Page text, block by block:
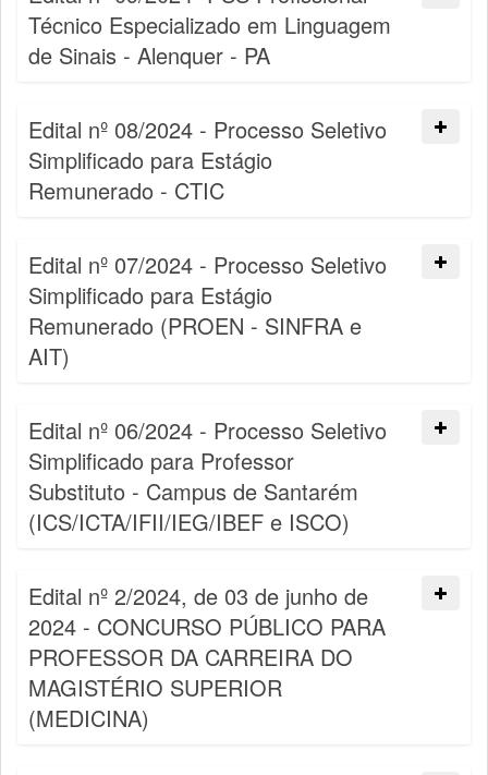
Técnico Especializado em Linguagem
de Sinais - Alenquer - PA
Edital nº 08/2024 - Processo Seletivo
Simplificado para Estágio
Remunerado - CTIC
Edital nº 07/2024 - Processo Seletivo
Simplificado para Estágio
Remunerado (PROEN - SINFRA e
AIT)
Edital nº 06/2024 - Processo Seletivo
Simplificado para Professor
Substituto - Campus de Santarém
(ICS/ICTA/IFII/IEG/IBEF e ISCO)
Edital nº 2/2024, de 03 de junho de
2024 - CONCURSO PÚBLICO PARA
PROFESSOR DA CARREIRA DO
MAGISTÉRIO SUPERIOR
(MEDICINA)